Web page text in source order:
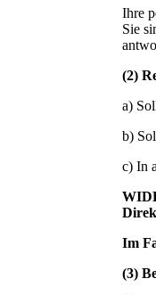
Ihre
Sie
(2)
a)
b)
c) In
Im
(3)